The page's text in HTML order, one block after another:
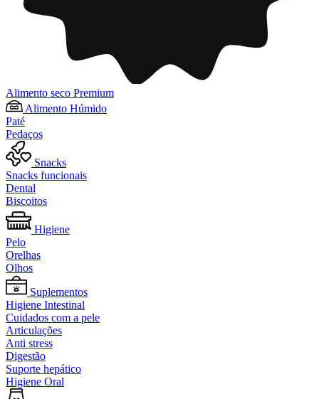
Alimento seco Premium
Alimento Húmido
Paté
Pedaços
Snacks
Snacks funcionais
Dental
Biscoitos
Higiene
Pelo
Orelhas
Olhos
Suplementos
Higiene Intestinal
Cuidados com a pele
Articulações
Anti stress
Digestão
Suporte hepático
Higiene Oral